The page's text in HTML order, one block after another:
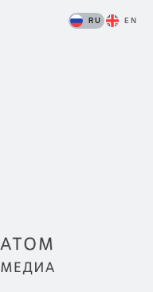
RU EN